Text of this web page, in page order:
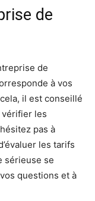
de
de
à vos
il est conseillé
les
pas à
les tarifs
sérieuse se
questions et à